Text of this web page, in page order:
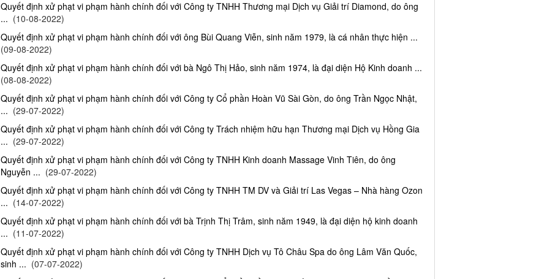
Quyết định xử phạt vi phạm hành chính đối với Công ty TNHH Thương mại Dịch vụ Giải trí Diamond, do ông
... (10-08-2022)
Quyết định xử phạt vi phạm hành chính đối với ông Bùi Quang Viễn, sinh năm 1979, là cá nhân thực hiện ...
(09-08-2022)
Quyết định xử phạt vi phạm hành chính đối với bà Ngô Thị Hảo, sinh năm 1974, là đại diện Hộ Kinh doanh ...
(08-08-2022)
Quyết định xử phạt vi phạm hành chính đối với Công ty Cổ phần Hoàn Vũ Sài Gòn, do ông Trần Ngọc Nhật,
... (29-07-2022)
Quyết định xử phạt vi phạm hành chính đối với Công ty Trách nhiệm hữu hạn Thương mại Dịch vụ Hồng Gia
... (29-07-2022)
Quyết định xử phạt vi phạm hành chính đối với Công ty TNHH Kinh doanh Massage Vinh Tiên, do ông
Nguyễn ... (29-07-2022)
Quyết định xử phạt vi phạm hành chính đối với Công ty TNHH TM DV và Giải trí Las Vegas – Nhà hàng Ozon
... (14-07-2022)
Quyết định xử phạt vi phạm hành chính đối với bà Trịnh Thị Trâm, sinh năm 1949, là đại diện hộ kinh doanh
... (11-07-2022)
Quyết định xử phạt vi phạm hành chính đối với Công ty TNHH Dịch vụ Tô Châu Spa do ông Lâm Văn Quốc,
sinh ... (07-07-2022)